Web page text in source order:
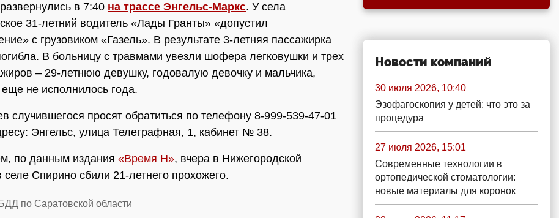
в 7:40 на трассе Энгельс-Маркс. У села
31-летний водитель «Лады Гранты» «допустил
с грузовиком «Газель». В результате 3-летняя пассажирка
В больницу с травмами увезли шофера легковушки и трех
– 29-летнюю девушку, годовалую девочку и мальчика,
еще не исполнилось года.
случившегося просят обратиться по телефону 8-999-539-47-01
Энгельс, улица Телеграфная, 1, кабинет № 38.
по данным издания «Время Н», вчера в Нижегородской
селе Спирино сбили 21-летнего прохожего.
по Саратовской области
Новости компаний
30 июля 2026, 10:40
Эзофагоскопия у детей: что это за
процедура
27 июля 2026, 15:01
Современные технологии в
ортопедической стоматологии:
новые материалы для коронок